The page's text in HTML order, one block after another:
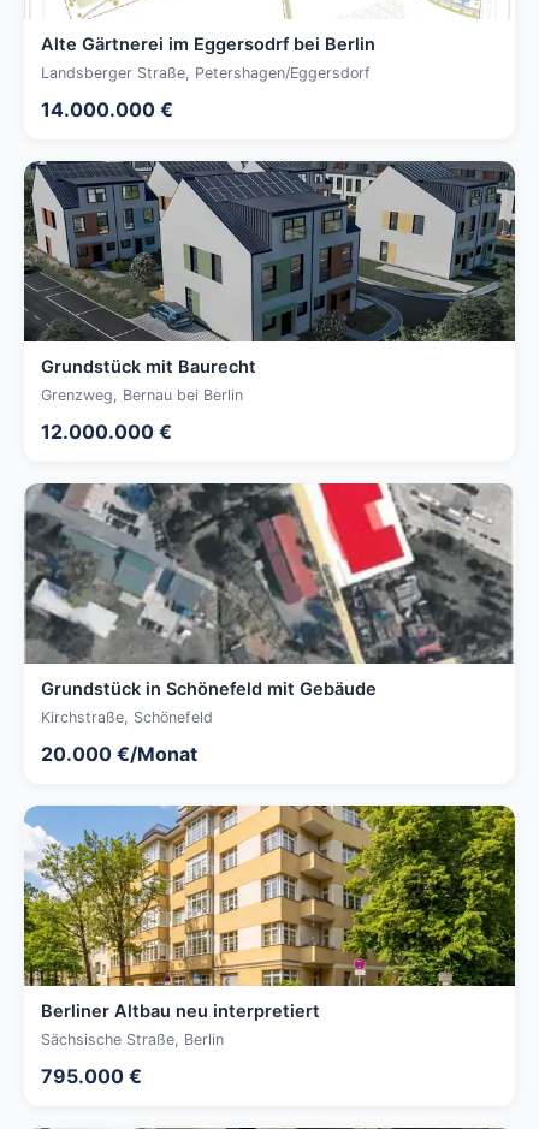
Alte Gärtnerei im Eggersodrf bei Berlin
Landsberger Straße, Petershagen/Eggersdorf
14.000.000 €
Grundstück mit Baurecht
Grenzweg, Bernau bei Berlin
12.000.000 €
Grundstück in Schönefeld mit Gebäude
Kirchstraße, Schönefeld
20.000 €/Monat
Berliner Altbau neu interpretiert
Sächsische Straße, Berlin
795.000 €